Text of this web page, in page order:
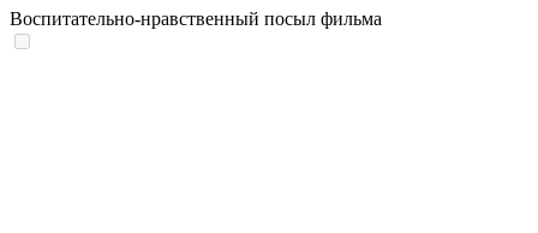
Воспитательно-нравственный посыл фильма